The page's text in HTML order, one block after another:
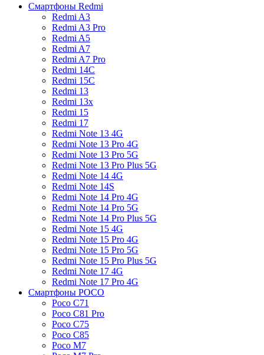
Смартфоны Redmi
Redmi A3
Redmi A3 Pro
Redmi A5
Redmi A7
Redmi A7 Pro
Redmi 14C
Redmi 15C
Redmi 13
Redmi 13x
Redmi 15
Redmi 17
Redmi Note 13 4G
Redmi Note 13 Pro 4G
Redmi Note 13 Pro 5G
Redmi Note 13 Pro Plus 5G
Redmi Note 14 4G
Redmi Note 14S
Redmi Note 14 Pro 4G
Redmi Note 14 Pro 5G
Redmi Note 14 Pro Plus 5G
Redmi Note 15 4G
Redmi Note 15 Pro 4G
Redmi Note 15 Pro 5G
Redmi Note 15 Pro Plus 5G
Redmi Note 17 4G
Redmi Note 17 Pro 4G
Смартфоны POCO
Poco C71
Poco C81 Pro
Poco C75
Poco C85
Poco M7